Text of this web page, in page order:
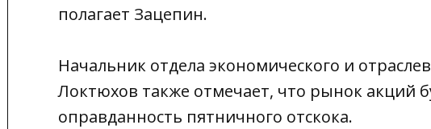
полагает Зацепин.
Начальник отдела экономического и
Локтюхов также отмечает, что рынок акций
оправданность пятничного отскока.